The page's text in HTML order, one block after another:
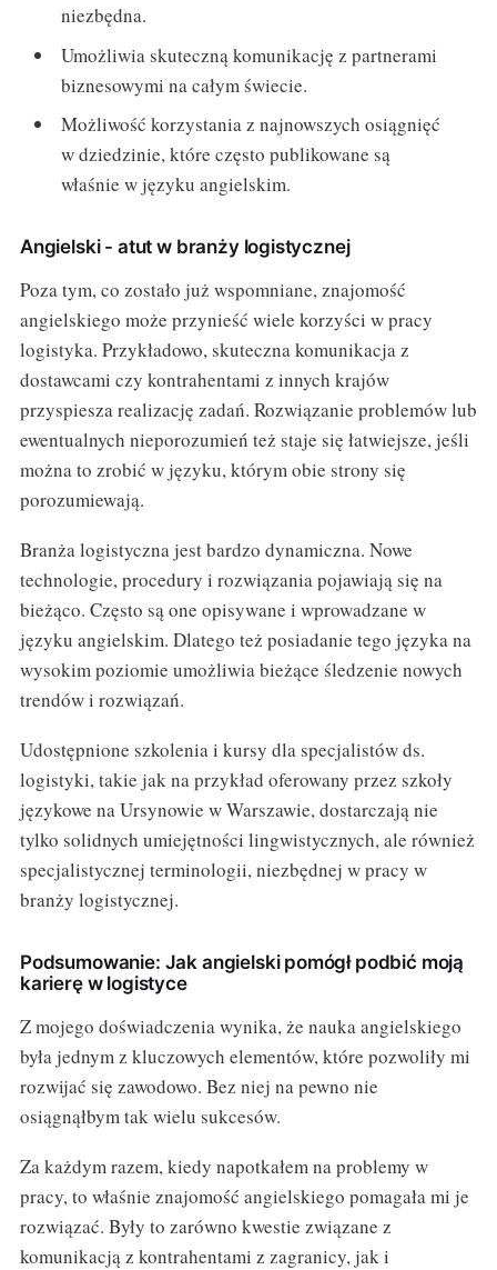
niezbędna.
Umożliwia skuteczną komunikację z partnerami
biznesowymi na całym świecie.
Możliwość korzystania z najnowszych osiągnięć
w dziedzinie, które często publikowane są
właśnie w języku angielskim.
Angielski - atut w branży logistycznej
Poza tym, co zostało już wspomniane, znajomość
angielskiego może przynieść wiele korzyści w pracy
logistyka. Przykładowo, skuteczna komunikacja z
dostawcami czy kontrahentami z innych krajów
przyspiesza realizację zadań. Rozwiązanie problemów lub
ewentualnych nieporozumień też staje się łatwiejsze, jeśli
można to zrobić w języku, którym obie strony się
porozumiewają.
Branża logistyczna jest bardzo dynamiczna. Nowe
technologie, procedury i rozwiązania pojawiają się na
bieżąco. Często są one opisywane i wprowadzane w
języku angielskim. Dlatego też posiadanie tego języka na
wysokim poziomie umożliwia bieżące śledzenie nowych
trendów i rozwiązań.
Udostępnione szkolenia i kursy dla specjalistów ds.
logistyki, takie jak na przykład oferowany przez szkoły
językowe na Ursynowie w Warszawie, dostarczają nie
tylko solidnych umiejętności lingwistycznych, ale również
specjalistycznej terminologii, niezbędnej w pracy w
branży logistycznej.
Podsumowanie: Jak angielski pomógł podbić moją
karierę w logistyce
Z mojego doświadczenia wynika, że nauka angielskiego
była jednym z kluczowych elementów, które pozwoliły mi
rozwijać się zawodowo. Bez niej na pewno nie
osiągnąłbym tak wielu sukcesów.
Za każdym razem, kiedy napotkałem na problemy w
pracy, to właśnie znajomość angielskiego pomagała mi je
rozwiązać. Były to zarówno kwestie związane z
komunikacją z kontrahentami z zagranicy, jak i